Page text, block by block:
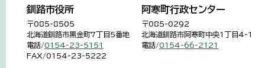
釧路市役所
〒085-8505
北海道釧路市黒金町7丁目5番地
電話/0154-23-5151
FAX/0154-23-5222
阿寒町行政センター
〒085-0292
北海道釧路市阿寒町中央1丁目4-1
電話/0154-66-2121